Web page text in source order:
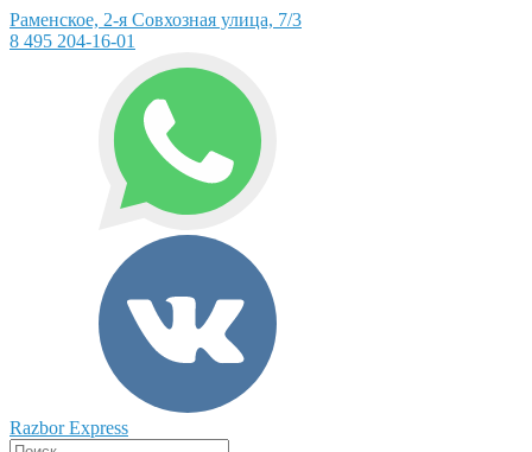
Раменское, 2-я Совхозная улица, 7/3
8 495 204-16-01
Razbor Express